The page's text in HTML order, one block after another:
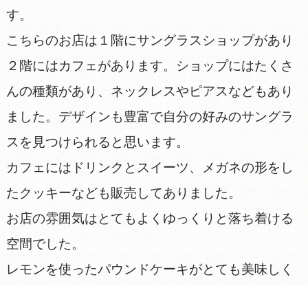
す。
こちらのお店は１階にサングラスショップがあり
２階にはカフェがあります。ショップにはたくさ
んの種類があり、ネックレスやピアスなどもあり
ました。デザインも豊富で自分の好みのサングラ
スを見つけられると思います。
カフェにはドリンクとスイーツ、メガネの形をし
たクッキーなども販売してありました。
お店の雰囲気はとてもよくゆっくりと落ち着ける
空間でした。
レモンを使ったパウンドケーキがとても美味しく